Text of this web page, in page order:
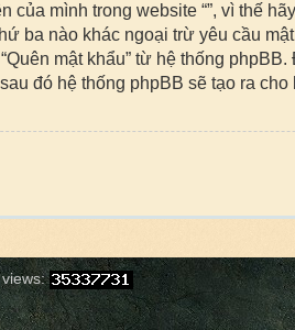
mình trong website “”, vì thế
ba nào khác ngoại trừ yêu cầu
mật khẩu” từ hệ thống
đó hệ thống phpBB sẽ tạo ra